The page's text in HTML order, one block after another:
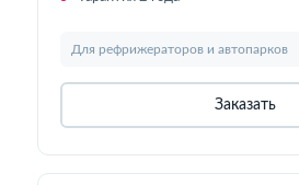
Для рефрижераторов и автопарков
Заказать